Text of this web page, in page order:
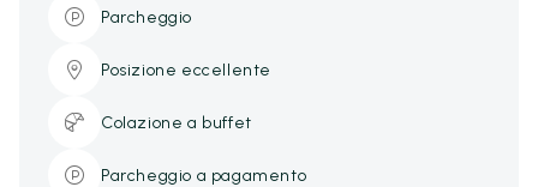
Parcheggio
Posizione eccellente
Colazione a buffet
Parcheggio a pagamento